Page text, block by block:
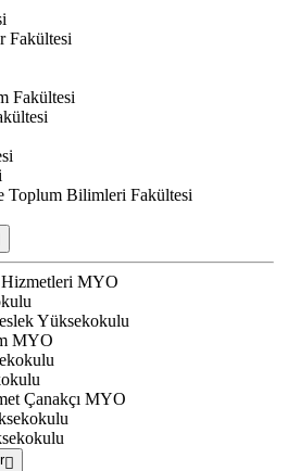
Fakültesi
Fakültesi
Toplum Bilimleri Fakültesi
Hizmetleri MYO
Yüksekokulu
MYO
Çanakçı MYO